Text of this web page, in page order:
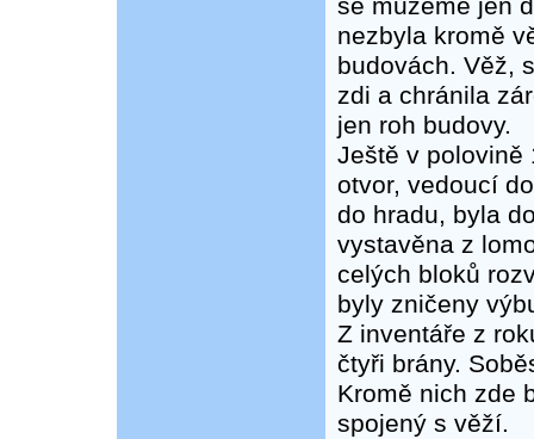
se můžeme jen
nezbyla kromě
budovách. Věž,
zdi a chránila
jen roh budovy.
Ještě v polovině
otvor, vedoucí
do hradu, byla
vystavěna z
celých bloků
byly zničeny
Z inventáře z
čtyři brány.
Kromě nich zde
spojený s věží.